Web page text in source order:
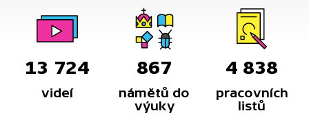
13 724
videí
867
námětů do
výuky
4 838
pracovních
listů